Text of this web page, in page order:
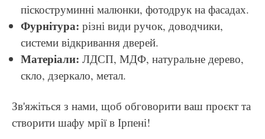
піскоструминні малюнки, фотодрук на фасадах.
Фурнітура: різні види ручок, доводчики,
системи відкривання дверей.
Матеріали: ЛДСП, МДФ, натуральне дерево,
скло, дзеркало, метал.
Зв'яжіться з нами, щоб обговорити ваш проєкт та
створити шафу мрії в Ірпені!